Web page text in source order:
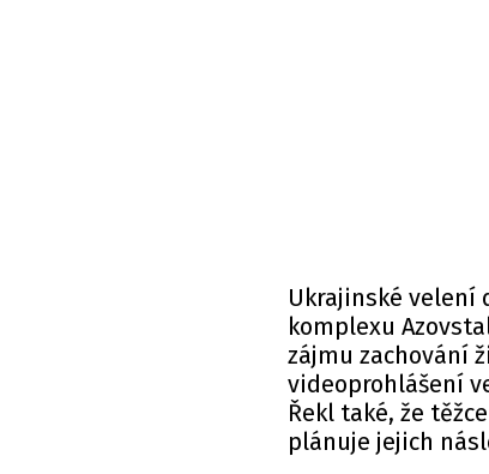
Ukrajinské velení
komplexu
zájmu zachování
videoprohlášení
Řekl také, že
plánuje jejich